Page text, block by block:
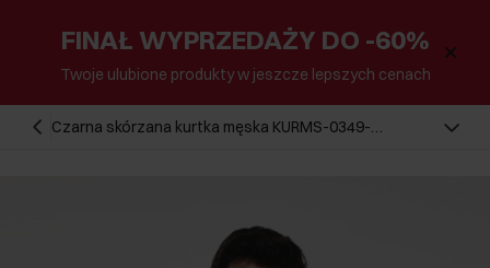
FINAŁ WYPRZEDAŻY DO -60%
Twoje ulubione produkty w jeszcze lepszych cenach
Czarna skórzana kurtka męska KURMS-0349-